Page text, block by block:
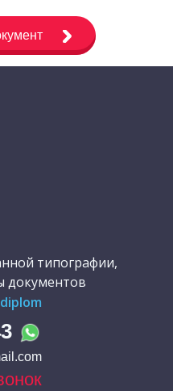
типографии,
документов